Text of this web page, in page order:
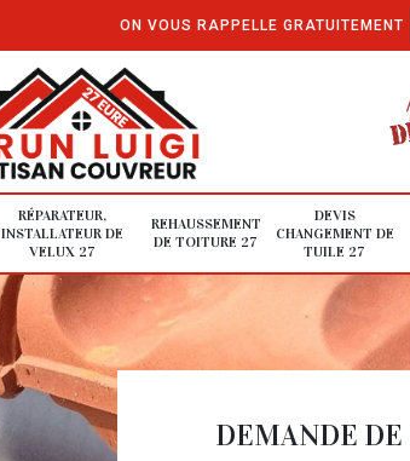
ON VOUS RAPPELLE GRATUITEMENT
RÉPARATEUR,
INSTALLATEUR DE
VELUX 27
REHAUSSEMENT
DE TOITURE 27
DEVIS
CHANGEMENT DE
TUILE 27
DEMANDE